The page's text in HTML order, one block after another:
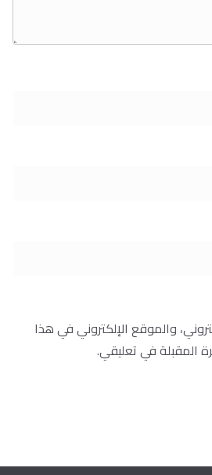
والموقع الإلكتروني في هذا
المقبلة في تعليقي.